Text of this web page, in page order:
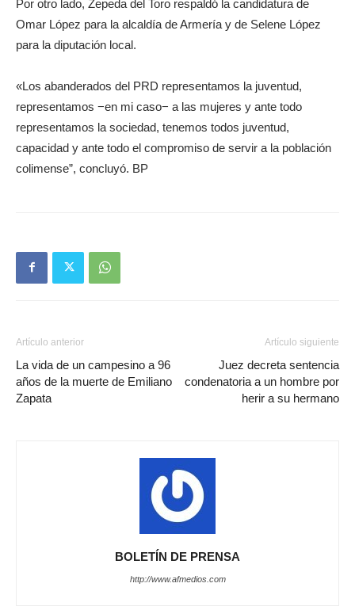
Por otro lado, Zepeda del Toro respaldó la candidatura de
Omar López para la alcaldía de Armería y de Selene López
para la diputación local.
«Los abanderados del PRD representamos la juventud,
representamos −en mi caso− a las mujeres y ante todo
representamos la sociedad, tenemos todos juventud,
capacidad y ante todo el compromiso de servir a la población
colimense”, concluyó. BP
Artículo anterior
La vida de un campesino a 96
años de la muerte de Emiliano
Zapata
Artículo siguiente
Juez decreta sentencia
condenatoria a un hombre por
herir a su hermano
BOLETÍN DE PRENSA
http://www.afmedios.com